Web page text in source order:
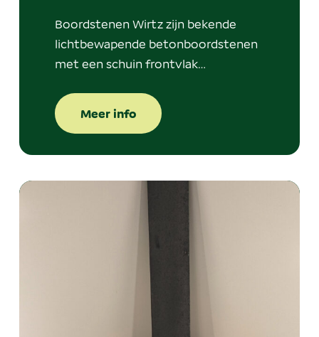
Boordstenen Wirtz zijn bekende
lichtbewapende betonboordstenen
met een schuin frontvlak…
Meer info